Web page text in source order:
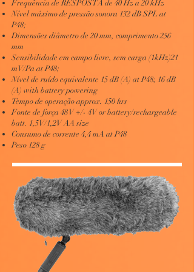
Frequência de RESPOSTA de 40 Hz a 20 kHz
Nível máximo de pressão sonora 132 dB SPL at
P48;
Dimensões diâmetro de 20 mm, comprimento 256
mm
Sensibilidade em campo livre, sem carga (1kHz)21
mV/Pa at P48;
Nível de ruído equivalente 15 dB (A) at P48; 16 dB
(A) with battery powering
Tempo de operação approx. 150 hrs
Fonte de força 48 V +/- 4V or battery/rechargeable
batt. 1,5V/1,2V AA size
Consumo de corrente 4,4 mA at P48
Peso 128 g